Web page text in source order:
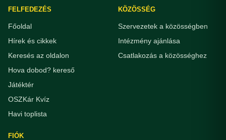
FELFEDEZÉS
Főoldal
Hírek és cikkek
Keresés az oldalon
Hova dobod? kereső
Játéktér
OSZKár Kvíz
Havi toplista
KÖZÖSSÉG
Szervezetek a közösségben
Intézmény ajánlása
Csatlakozás a közösséghez
FIÓK